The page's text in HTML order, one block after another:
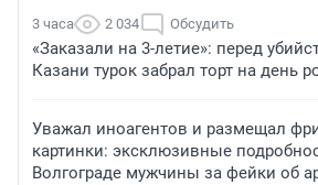
3 часа 2 034 Обсудить
«Заказали на 3-летие»: перед
Казани турок забрал торт на день
Уважал иноагентов и размещал
картинки: эксклюзивные
Волгограде мужчины за фейки об